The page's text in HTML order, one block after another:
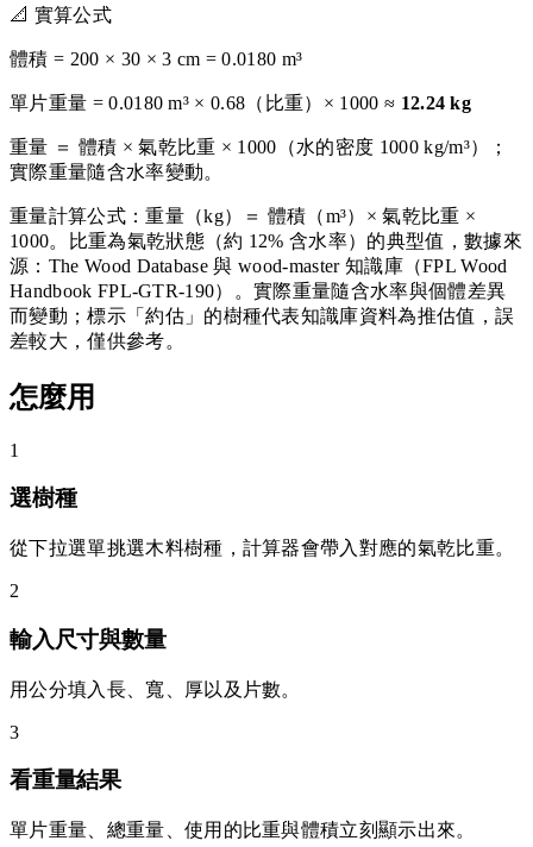
📐 實算公式
體積 = 200 × 30 ×3 cm =0.0180 m³
單片重量 =0.0180 m³ ×0.68 （比重）× 1000 ≈ 12.24 kg
重量 ＝ 體積 × 氣乾比重 × 1000（水的密度 1000 kg/m³）；
實際重量隨含水率變動。
重量計算公式：重量（kg）＝ 體積（m³）× 氣乾比重 ×
1000。比重為氣乾狀態（約 12% 含水率）的典型值，數據來
源：The Wood Database 與 wood-master 知識庫（FPL Wood
Handbook FPL-GTR-190）。實際重量隨含水率與個體差異
而變動；標示「約估」的樹種代表知識庫資料為推估值，誤
差較大，僅供參考。
怎麼用
1
選樹種
從下拉選單挑選木料樹種，計算器會帶入對應的氣乾比重。
2
輸入尺寸與數量
用公分填入長、寬、厚以及片數。
3
看重量結果
單片重量、總重量、使用的比重與體積立刻顯示出來。